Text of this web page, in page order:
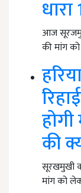
आज
की मांग
की
सूरखमुखी
मांग को